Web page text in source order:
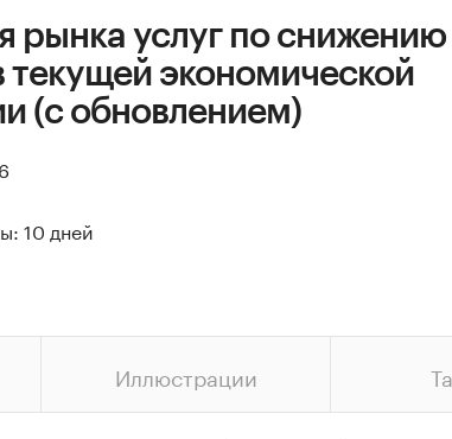
рынка услуг по снижению
текущей экономической
(с обновлением)
10 дней
Иллюстрации